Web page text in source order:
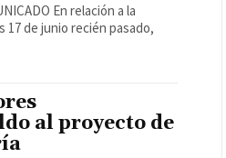
En relación a la
17 de junio recién pasado,
al proyecto de